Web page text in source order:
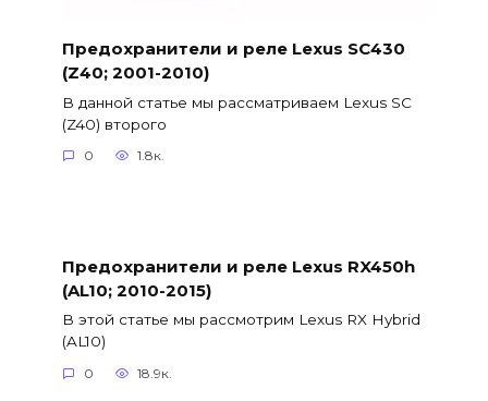
Предохранители и реле Lexus SC430
(Z40; 2001-2010)
В данной статье мы рассматриваем Lexus SC
(Z40) второго
0 1.8к.
Предохранители и реле Lexus RX450h
(AL10; 2010-2015)
В этой статье мы рассмотрим Lexus RX Hybrid
(AL10)
0 18.9к.